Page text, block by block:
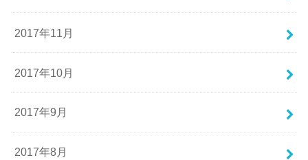
2017年11月
2017年10月
2017年9月
2017年8月